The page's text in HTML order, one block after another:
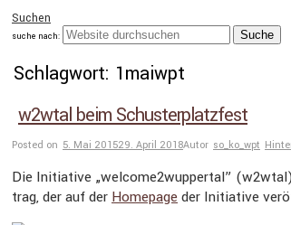
Suchen
suche nach:
Schlagwort: 1maiwpt
w2wtal beim Schusterplatzfest
Posted on 5. Mai 201529. April 2018Autor so_ko_wpt
Die Initia­tive „welcome2wuppertal”
trag, der auf der Homepageder Initia­tive